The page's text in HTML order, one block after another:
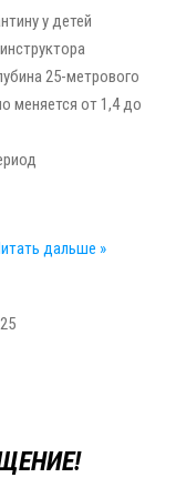
у детей
25-метрового
меняется от 1,4 до
дальше »